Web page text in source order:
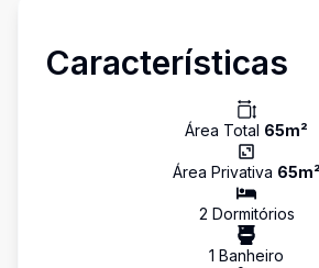
Características
Área Total 65m²
Área Privativa 65m²
2 Dormitórios
1 Banheiro